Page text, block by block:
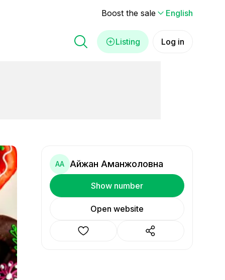
Boost the sale English
Listing Log in
АА Айжан Аманжоловна
Show number
Open website